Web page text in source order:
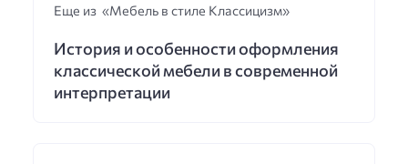
Еще из «Мебель в стиле Классицизм»
История и особенности оформления
классической мебели в современной
интерпретации